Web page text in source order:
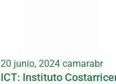
20 junio, 2024 camarabr
ICT: Instituto